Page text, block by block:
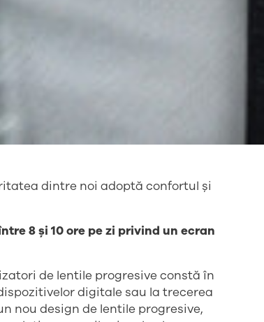
dintre noi adoptă confortul și
8 și 10 ore pe zi privind un ecran
de lentile progresive constă în
digitale sau la trecerea
nou design de lentile progresive,